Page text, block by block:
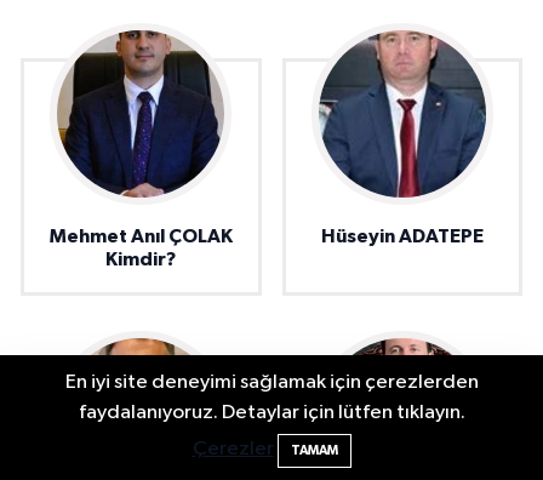
Mehmet Anıl ÇOLAK
Kimdir?
Hüseyin ADATEPE
En iyi site deneyimi sağlamak için çerezlerden
faydalanıyoruz. Detaylar için lütfen tıklayın.
Çerezler
TAMAM
Bartın'da Şafak Operasyonu: 5 Gözaltı, 4
Şüpheli Aranıyor